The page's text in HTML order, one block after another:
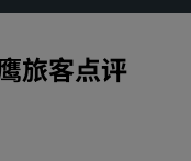
旅客点评